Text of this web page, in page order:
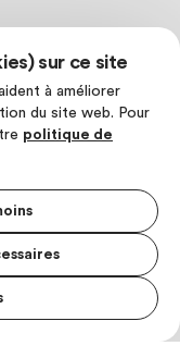
sur ce site
à améliorer
du site web. Pour
politique de
MENU